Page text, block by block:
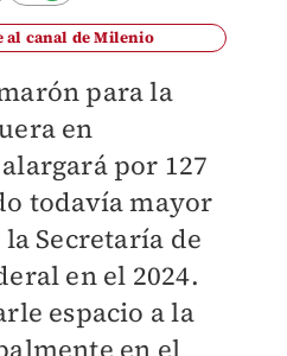
al canal de Milenio
para la
en
por 127
todavía mayor
Secretaría de
en el 2024.
espacio a la
en el